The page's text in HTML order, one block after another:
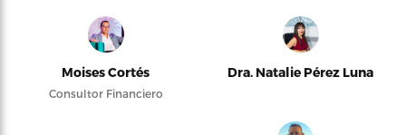
Moises Cortés
Consultor Financiero
Dra. Natalie Pérez Luna